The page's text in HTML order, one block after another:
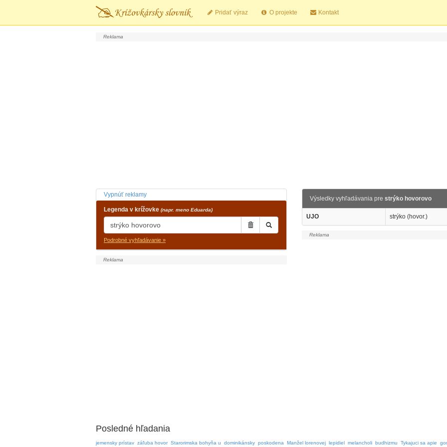
Pridať výraz O projekte Kontakt
Vypnúť reklamy
Legenda v krížovke (napr. meno Eduarda)
Podrobné vyhľadávanie »
Výsledky vyhľadávania pre strýko hovorovo
UJO strýko (hovor.)
Posledné hľadania
jemensky prístav záľuba hovor Starorimska bohyňa u dominikánsky poskodena Manžel lorenovej lepidiel melancholi budhizmu Tykajuci sa apie